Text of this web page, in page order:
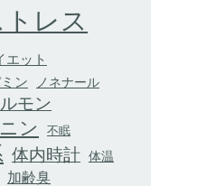
トレス
エット
ン ノネナール
モン
ン 不眠
体内時計 体温
加齢臭